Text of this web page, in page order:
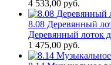
4 533,00 руб.
8.08 Деревянный
Деревянный лоток
1 475,00 руб.